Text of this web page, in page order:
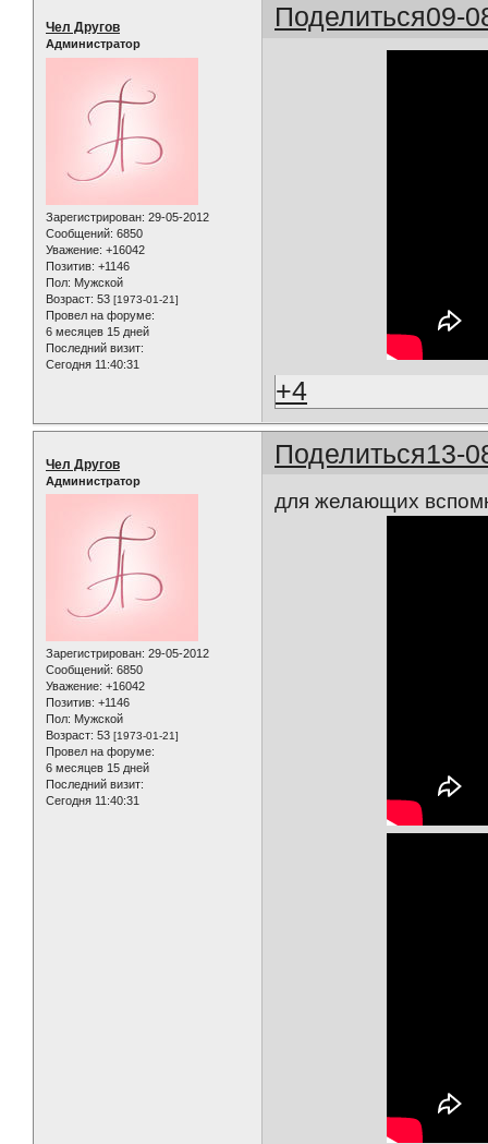
Поделиться09-
Чел Другов
Администратор
Зарегистрирован: 29-05-2012
Сообщений: 6850
Уважение: +16042
Позитив: +1146
Пол: Мужской
Возраст: 53 [1973-01-21]
Провел на форуме:
6 месяцев 15 дней
Последний визит:
Сегодня 11:40:31
+4
Поделиться13-
Чел Другов
Администратор
Зарегистрирован: 29-05-2012
Сообщений: 6850
Уважение: +16042
Позитив: +1146
Пол: Мужской
Возраст: 53 [1973-01-21]
Провел на форуме:
6 месяцев 15 дней
Последний визит:
Сегодня 11:40:31
для желающих